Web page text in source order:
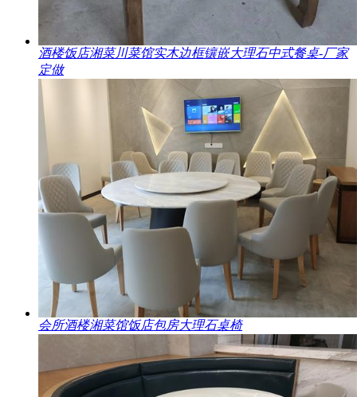
酒楼饭店湘菜川菜馆实木边框镶嵌大理石中式餐桌-厂家
定做
会所酒楼湘菜馆饭店包房大理石桌椅